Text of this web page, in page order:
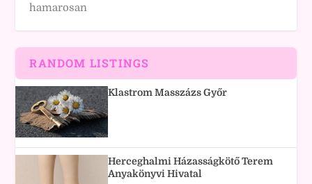
hamarosan
RANDOM LISTINGS
Klastrom Masszázs Győr
Herceghalmi Házasságkötő Terem
Anyakönyvi Hivatal